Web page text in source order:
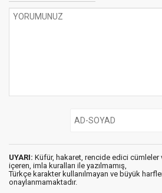
UYARI: Küfür, hakaret, rencide edici cümleler
içeren, imla kuralları ile yazılmamış,
Türkçe karakter kullanılmayan ve büyük
onaylanmamaktadır.